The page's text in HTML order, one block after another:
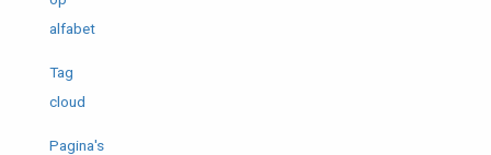
alfabet
Tag
cloud
Pagina's